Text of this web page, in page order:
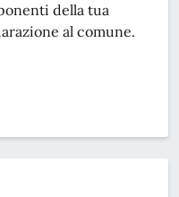
della tua
al comune.